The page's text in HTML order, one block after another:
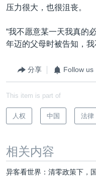
压力很大，也很沮丧。
“我不愿意某一天我真的
年迈的父母时被告知，我
分享 Follow us
This item is part of
人权 中国 法律
相关内容
异客看世界：清零政策下，